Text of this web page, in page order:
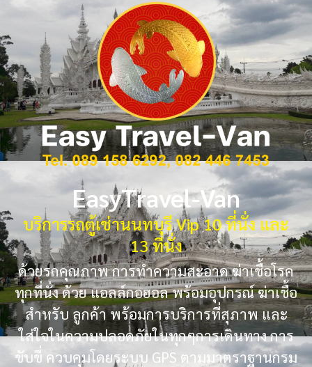
EasyTravel-Van
บริการรถตู้เช่านนทบุรี Vip 10 ที่นั่ง และ
13 ที่นั่ง
ด้วยรถคุณภาพ การทำความสะอาด ฆ่าเชื้อโรค
ทุกที่นั่ง ด้วย แอลล์กอฮอล พร้อมอุปกรณ์ ฆ่าเชื้อ
สำหรับ ลูกค้า พร้อมการบริการที่สุภาพ และ
ใส่ใจในความปลอดภัยในทุกๆการเดินทาง การ
ขับขี่ ควบคุมโดยระบบ GPS ตามมาตราฐานกรม